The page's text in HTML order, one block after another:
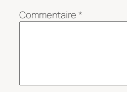
Commentaire*